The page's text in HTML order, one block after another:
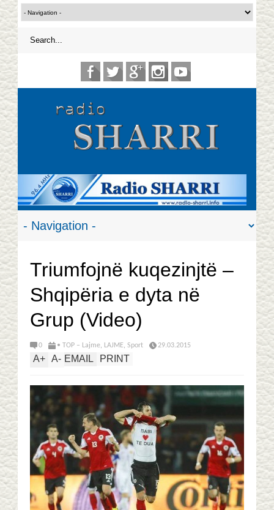
Triumfojnë kuqezinjtë –
Shqipëria e dyta në
Grup (Video)
0 • TOP – Lajme, LAJME, Sport 29.03.2015
A+ A- EMAIL PRINT